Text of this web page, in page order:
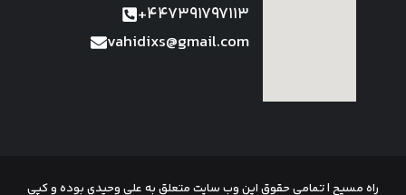
447391797113+
vahidixs@gmail.com
راه مسیح | تمامی حقوق این وب سایت متعلق به علی وحیدی بوده و کپی